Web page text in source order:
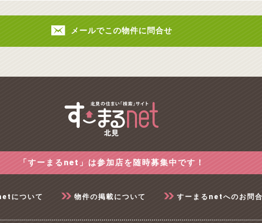
メールでこの物件に問合せ
「すーまるnet」は参加店を随時募集中です！
について 物件の掲載について すーまるnetへのお問